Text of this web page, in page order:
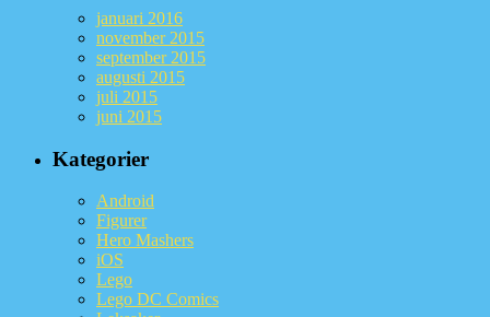
januari 2016
november 2015
september 2015
augusti 2015
juli 2015
juni 2015
Kategorier
Android
Figurer
Hero Mashers
iOS
Lego
Lego DC Comics